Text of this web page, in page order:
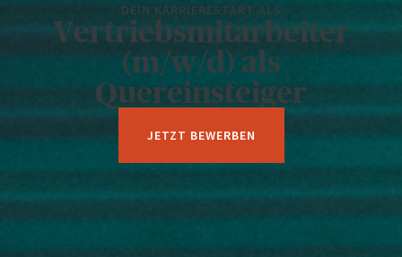
DEIN KARRIERESTART ALS
Vertriebsmitarbeiter
(m/w/d) als
Quereinsteiger
JETZT BEWERBEN